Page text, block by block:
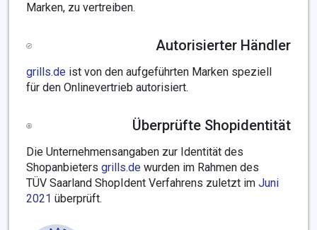
Marken, zu vertreiben.
Autorisierter Händler
grills.de ist von den aufgeführten Marken speziell
für den Onlinevertrieb autorisiert.
Überprüfte Shopidentität
Die Unternehmensangaben zur Identität des
Shopanbieters grills.de wurden im Rahmen des
TÜV Saarland ShopIdent Verfahrens zuletzt im Juni
2021 überprüft.